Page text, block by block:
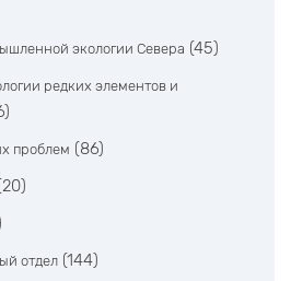
экологии Севера (45)
редких элементов и
проблем (86)
отдел (144)